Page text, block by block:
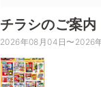
チラシのご案内
2026年08月04日〜2026